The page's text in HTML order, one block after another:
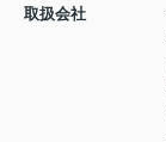
取扱会社